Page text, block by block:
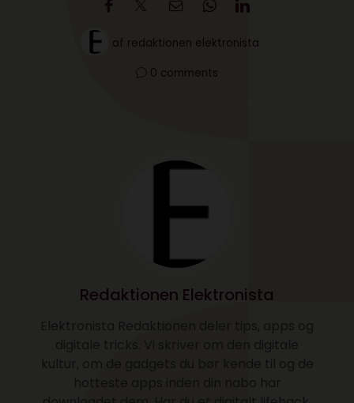
af redaktionen elektronista
0 comments
Redaktionen Elektronista